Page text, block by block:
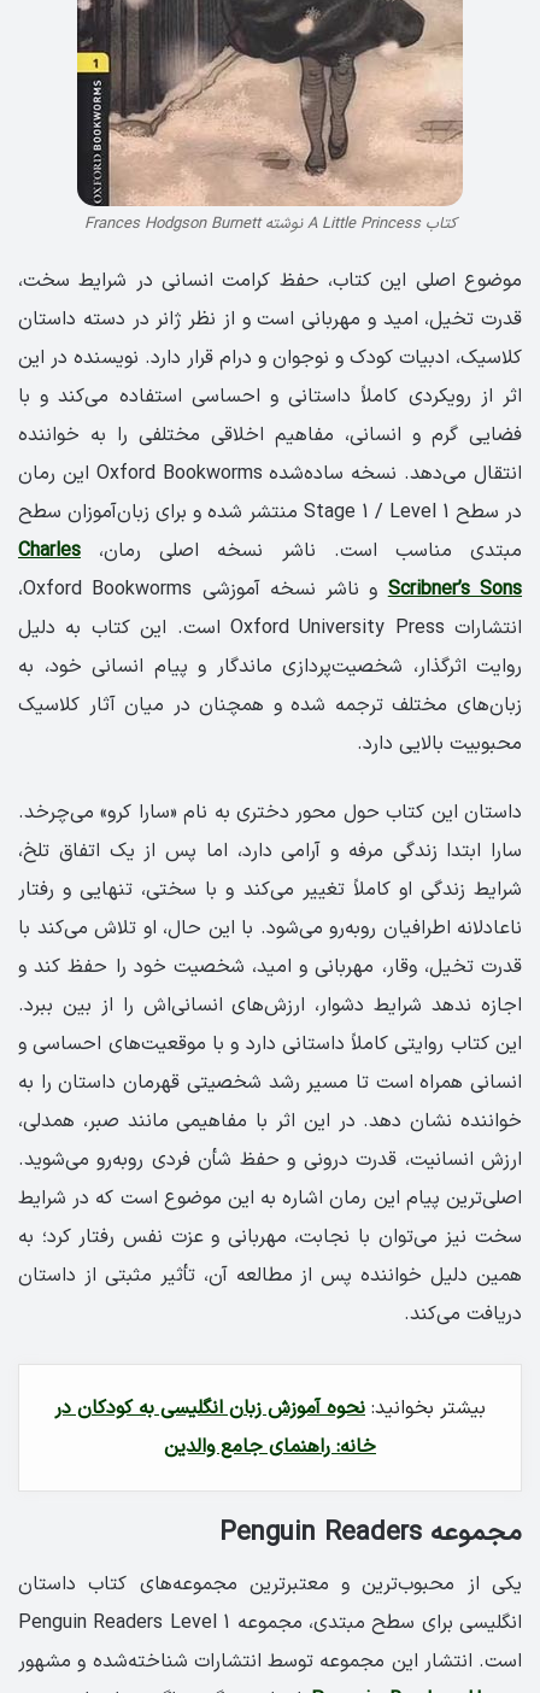
کتاب A Little Princess نوشته Frances Hodgson Burnett
موضوع اصلی این کتاب، حفظ کرامت انسانی در شرایط سخت،
قدرت تخیل، امید و مهربانی است و از نظر ژانر در دسته داستان
کلاسیک، ادبیات کودک و نوجوان و درام قرار دارد. نویسنده در این
اثر از رویکردی کاملاً داستانی و احساسی استفاده می‌کند و با
فضایی گرم و انسانی، مفاهیم اخلاقی مختلفی را به خواننده
انتقال می‌دهد. نسخه ساده‌شده Oxford Bookworms این رمان
در سطح Stage 1 / Level 1 منتشر شده و برای زبان‌آموزان سطح
مبتدی مناسب است. ناشر نسخه اصلی رمان، Charles
Scribner’s Sons
و ناشر نسخه آموزشی Oxford Bookworms،
انتشارات Oxford University Press است. این کتاب به دلیل
روایت اثرگذار، شخصیت‌پردازی ماندگار و پیام انسانی خود، به
زبان‌های مختلف ترجمه شده و همچنان در میان آثار کلاسیک
محبوبیت بالایی دارد.
داستان این کتاب حول محور دختری به نام «سارا کرو» می‌چرخد.
سارا ابتدا زندگی مرفه و آرامی دارد، اما پس از یک اتفاق تلخ،
شرایط زندگی او کاملاً تغییر می‌کند و با سختی، تنهایی و رفتار
ناعادلانه اطرافیان روبه‌رو می‌شود. با این حال، او تلاش می‌کند با
قدرت تخیل، وقار، مهربانی و امید، شخصیت خود را حفظ کند و
اجازه ندهد شرایط دشوار، ارزش‌های انسانی‌اش را از بین ببرد.
این کتاب روایتی کاملاً داستانی دارد و با موقعیت‌های احساسی و
انسانی همراه است تا مسیر رشد شخصیتی قهرمان داستان را به
خواننده نشان دهد. در این اثر با مفاهیمی مانند صبر، همدلی،
ارزش انسانیت، قدرت درونی و حفظ شأن فردی روبه‌رو می‌شوید.
اصلی‌ترین پیام این رمان اشاره به این موضوع است که در شرایط
سخت نیز می‌توان با نجابت، مهربانی و عزت نفس رفتار کرد؛ به
همین دلیل خواننده پس از مطالعه آن، تأثیر مثبتی از داستان
دریافت می‌کند.
بیشتر بخوانید: نحوه آموزش زبان انگلیسی به کودکان در
خانه: راهنمای جامع والدین
مجموعه Penguin Readers
یکی از محبوب‌ترین و معتبرترین مجموعه‌های کتاب داستان
انگلیسی برای سطح مبتدی، مجموعه Penguin Readers Level 1
است. انتشار این مجموعه توسط انتشارات شناخته‌شده و مشهور